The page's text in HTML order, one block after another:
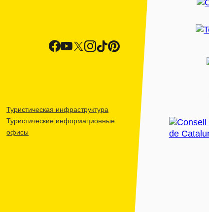
Туристическая инфраструктура
Туристические информационные
офисы